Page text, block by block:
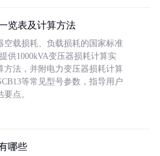
览表及计算方法
空载损耗、负载损耗的国家标准
供1000kVA变压器损耗计算实
方法，并附电力变压器损耗计算
等常见型号参数，指导用户
点。
哪些